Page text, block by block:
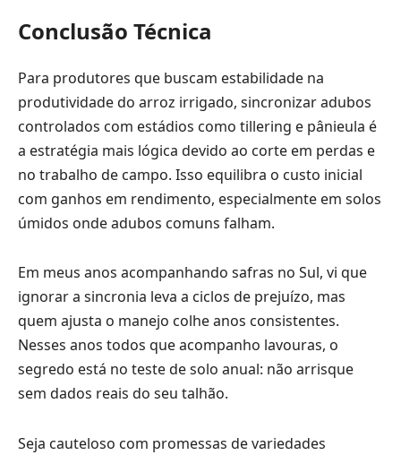
Conclusão Técnica
Para produtores que buscam estabilidade na
produtividade do arroz irrigado, sincronizar adubos
controlados com estádios como tillering e pânieula é
a estratégia mais lógica devido ao corte em perdas e
no trabalho de campo. Isso equilibra o custo inicial
com ganhos em rendimento, especialmente em solos
úmidos onde adubos comuns falham.
Em meus anos acompanhando safras no Sul, vi que
ignorar a sincronia leva a ciclos de prejuízo, mas
quem ajusta o manejo colhe anos consistentes.
Nesses anos todos que acompanho lavouras, o
segredo está no teste de solo anual: não arrisque
sem dados reais do seu talhão.
Seja cauteloso com promessas de variedades